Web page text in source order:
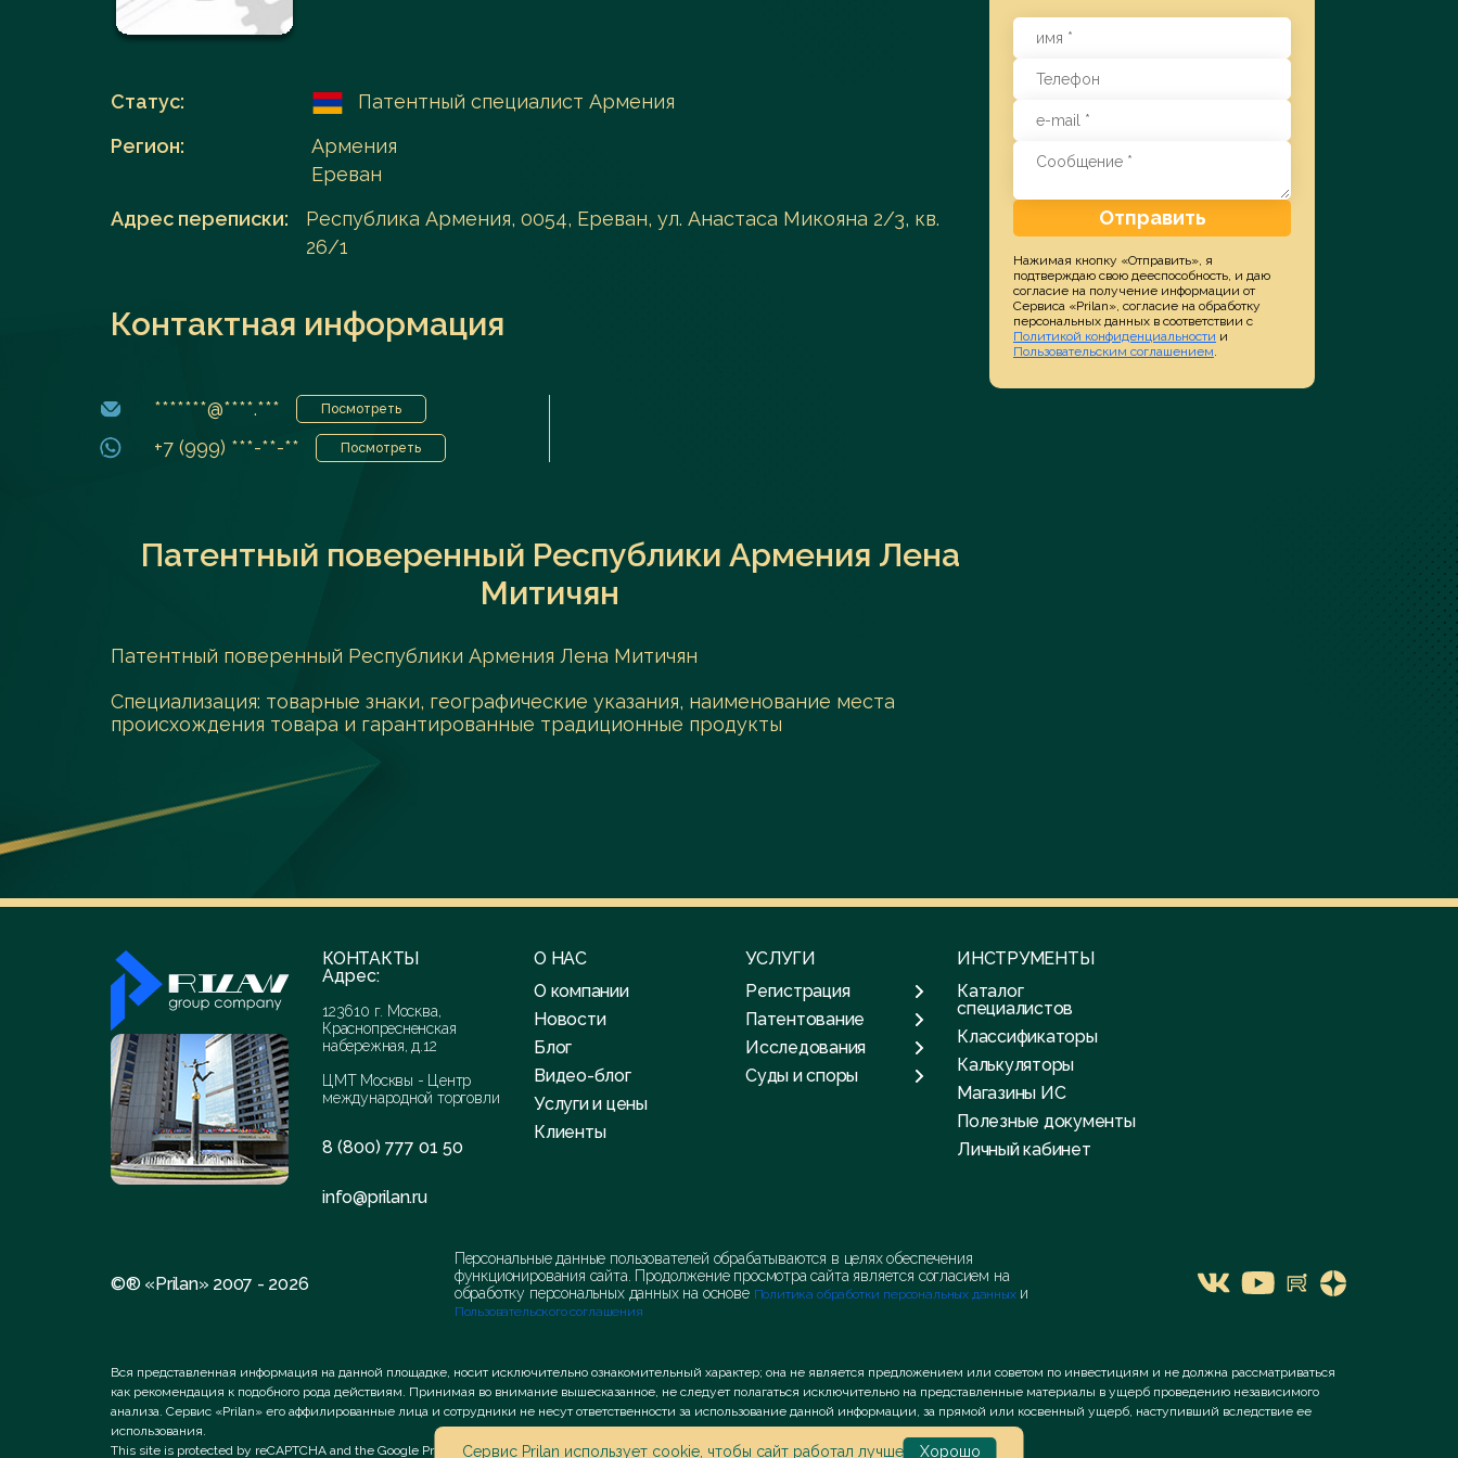
Заказать услугу
Перейти в каталог
Статус:
Патентный специалист Армения
Регион:
Армения
Ереван
Адрес переписки:
Республика Армения, 0054, Ереван, ул. Анастаса Микояна 2/3, кв.
26/1
Контактная информация
*******@****.*** Посмотреть
+7 (999) ***-**-** Посмотреть
Патентный поверенный Республики Армения Лена
Митичян
Патентный поверенный Республики Армения Лена Митичян
Специализация: товарные знаки, географические указания, наименование места
происхождения товара и гарантированные традиционные продукты
Отправить
Нажимая кнопку «Отправить», я
подтверждаю свою дееспособность, и даю
согласие на получение информации от
Сервиса «Prilan», согласие на обработку
персональных данных в соответствии с
Политикой конфиденциальности и
Пользовательским соглашением.
КОНТАКТЫ
Адрес:
123610 г. Москва,
Краснопресненская
набережная, д.12
ЦМТ Москвы - Центр
международной торговли
8 (800) 777 01 50
info@prilan.ru
О НАС
О компании
Новости
Блог
Видео-блог
Услуги и цены
Клиенты
УСЛУГИ
Регистрация
Патентование
Исследования
Суды и споры
ИНСТРУМЕНТЫ
Каталог
специалистов
Классификаторы
Калькуляторы
Магазины ИС
Полезные документы
Личный кабинет
©® «Prilan» 2007 - 2026
Персональные данные пользователей обрабатываются в целях обеспечения
функционирования сайта. Продолжение просмотра сайта является согласием на
обработку персональных данных на основе Политика обработки персональных данных и
Пользовательского соглашения
Вся представленная информация на данной площадке, носит исключительно ознакомительный характер; она не является предложением или советом по инвестициям и не должна рассматриваться
как рекомендация к подобного рода действиям. Принимая во внимание вышесказанное, не следует полагаться исключительно на представленные материалы в ущерб проведению независимого
анализа. Сервис «Prilan» его аффилированные лица и сотрудники не несут ответственности за использование данной информации, за прямой или косвенный ущерб, наступивший вследствие ее
использования.
This site is protected by reCAPTCHA and the Google Privacy PolicyandTerms of Serviceapply.
Сервис Prilan использует cookie, чтобы сайт работал лучше Хорошо